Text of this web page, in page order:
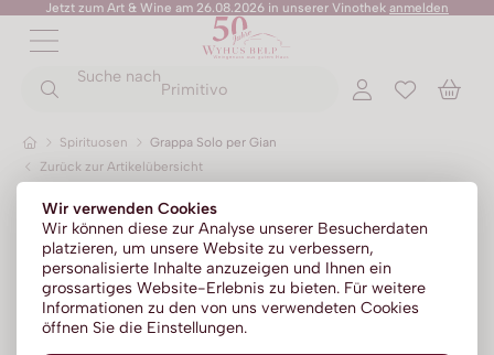
Wir verwenden Cookies
Wir können diese zur Analyse unserer Besucherdaten
platzieren, um unsere Website zu verbessern,
personalisierte Inhalte anzuzeigen und Ihnen ein
grossartiges Website-Erlebnis zu bieten. Für weitere
Informationen zu den von uns verwendeten Cookies
öffnen Sie die Einstellungen.
Jetzt zum Art & Wine am 26.08.2026 in unserer Vinothek anmelden
Suche nach
Primitivo
Spirituosen
Grappa Solo per Gian
Zurück zur Artikelübersicht
ZURÜCK
Rotweine
Weissweine
Roséweine
Dessertweine
Fine Wines
ZURÜCK
Champagner
Prosecco
Franciacorta
Sparkling
Méthode traditionelle
ZURÜCK
No Alc - Sparkling
No Alc - Stillwein
No Alc - Aperitif
No Alc - RTD Mixgetränke
Low Alc - Sparkling
ZURÜCK
Sommer-Sale
ZURÜCK
Senza Parole
Kylie Minogue Wines
Elton John Zero
AZZERIO
Tosone